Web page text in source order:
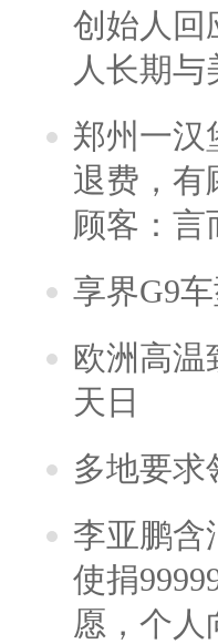
创始人回
人长期
郑州一汉
退费，有
顾客：言
享界G9
欧洲高温
天日
多地要求
李亚鹏含
使捐
愿，个人